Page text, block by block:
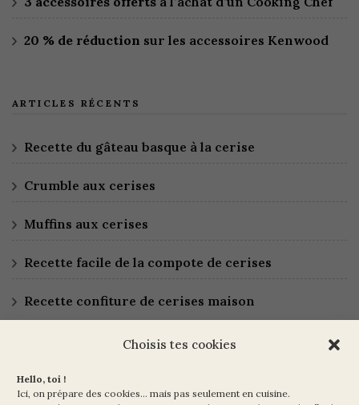
Choisis tes cookies
Hello, toi !
Ici, on prépare des cookies… mais pas seulement en cuisine.
20 % de réduction sur les accessoires Kenwood
ARTICLES RÉCENTS
Recette du gâteau basque à la cerise
Crumble aux cerises
Muffins aux cerises
Recette facile de la compote de cerises
Recette confiture de cerises maison